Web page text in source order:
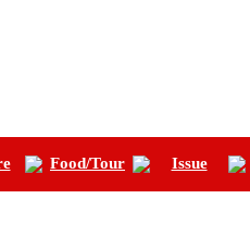
Food/Tour Issue